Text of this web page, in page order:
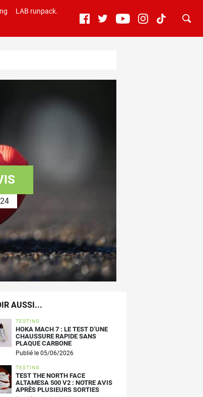
LAB runpack.
AUSSI...
TESTING
HOKA MACH 7 : LE TEST D’UNE
CHAUSSURE RAPIDE SANS
PLAQUE CARBONE
Publié le 05/06/2026
TESTING
TEST THE NORTH FACE
ALTAMESA 500 V2 : NOTRE AVIS
APRÈS PLUSIEURS SORTIES